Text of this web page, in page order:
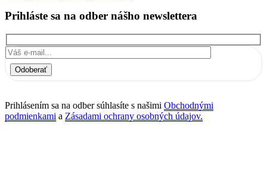
Prihláste sa na odber nášho newslettera
Odoberať
Prihlásením sa na odber súhlasíte s našimi Obchodnými
podmienkami a Zásadami ochrany osobných údajov.